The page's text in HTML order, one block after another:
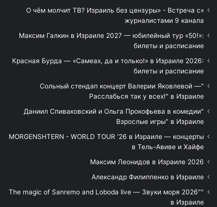
«О чём молчит ТВ? Израиль без цензуры» - Встреча с
журналистами 9 канала
Максим Галкин в Израиле 2027 — юбилейный тур «50!»:
билеты и расписание
Красная Бурда — «Самеах, да и только!» в Израиле 2026:
билеты и расписание
"Сольный стендап концерт Валерии Яковлевой —
Расслабься так у всех!" в Израиле
"Даниил Спиваковский и Ольга Прокофьева в комедии
Взрослые игры" в Израиле
MORGENSHTERN - WORLD TOUR '26 в Израиле — концерты
в Тель-Авиве и Хайфе
Максим Леонидов в Израиле 2026
Александр Филиппенко в Израиле
"The magic of Sanremo and Loboda live — Звуки моря 2026"
в Израиле